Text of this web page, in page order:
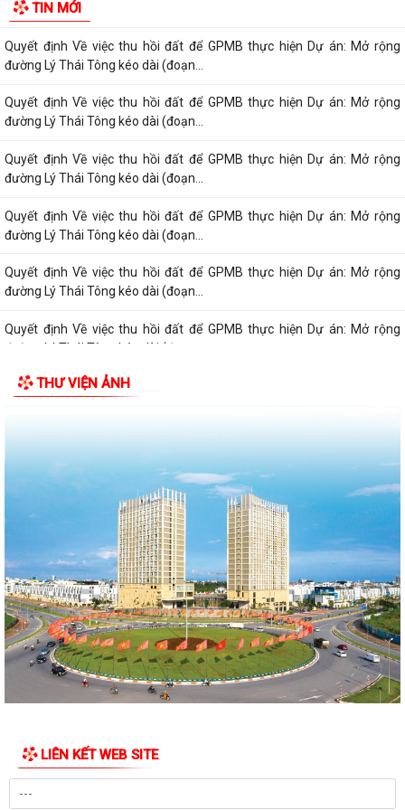
TIN MỚI
đường Lý Thái Tông kéo dài (đoạn...
Quyết định Về việc thu hồi đất để GPMB thực hiện Dự án: Mở rộng
đường Lý Thái Tông kéo dài (đoạn...
Quyết định Về việc thu hồi đất để GPMB thực hiện Dự án: Mở rộng
đường Lý Thái Tông kéo dài (đoạn...
Quyết định Về việc thu hồi đất để GPMB thực hiện Dự án: Mở rộng
đường Lý Thái Tông kéo dài (đoạn...
Quyết định Về việc thu hồi đất để GPMB thực hiện Dự án: Mở rộng
đường Lý Thái Tông kéo dài (đoạn...
Quyết định Về việc thu hồi đất để GPMB thực hiện Dự án: Mở rộng
đường Lý Thái Tông kéo dài (đoạn...
Quyết định Về việc thu hồi đất để GPMB thực hiện Dự án: Mở rộng
đường Lý Thái Tông kéo dài (đoạn...
Quyết định Về việc thu hồi đất để GPMB thực hiện Dự án: Mở rộng
đường Lý Thái Tông kéo dài (đoạn...
Quyết định Về việc thu hồi đất để GPMB thực hiện Dự án: Mở rộng
đường Lý Thái Tông kéo dài (đoạn...
Quyết định Về việc thu hồi đất để GPMB thực hiện Dự án: Mở rộng
đường Lý Thái Tông kéo dài (đoạn...
Quyết định Về việc thu hồi đất để GPMB thực hiện Dự án: Mở rộng
đường Lý Thái Tông kéo dài (đoạn...
Quyết định Về việc thu hồi đất để GPMB thực hiện Dự án: Mở rộng
đường Lý Thái Tông kéo dài (đoạn...
đường Lý Thái Tông kéo dài (đoạn...
Quyết định Về việc thu hồi đất để GPMB thực hiện Dự án: Mở rộng
THƯ VIỆN ẢNH
LIÊN KẾT WEB SITE